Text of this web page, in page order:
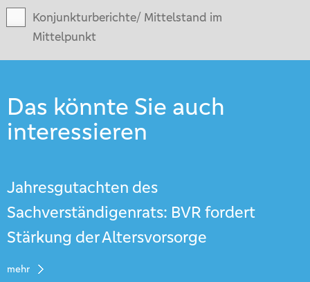
Konjunkturberichte/ Mittelstand im
Mittelpunkt
Das könnte Sie auch
interessieren
Jahresgutachten des
Sachverständigenrats: BVR fordert
Stärkung der Altersvorsorge
mehr